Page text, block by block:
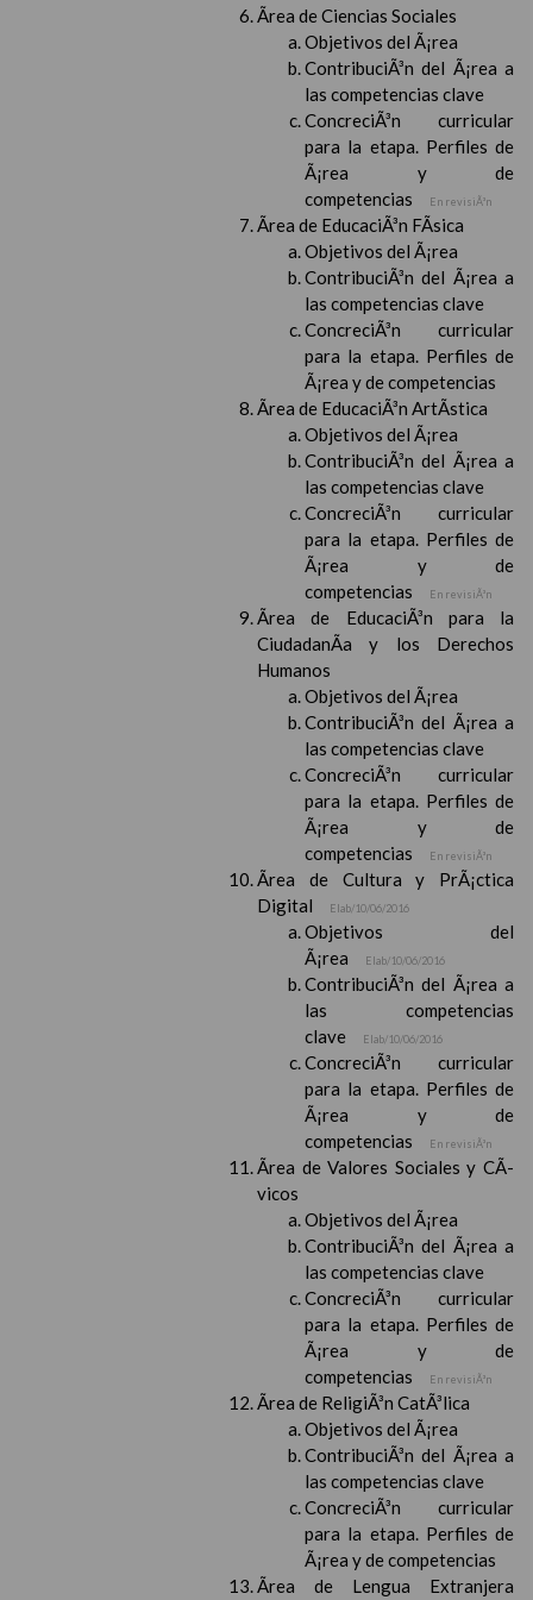
Ãrea de Ciencias Sociales
Objetivos del Ã¡rea
ContribuciÃ³n del Ã¡rea a
las competencias clave
ConcreciÃ³n curricular
para la etapa. Perfiles de
Ã¡rea y de
competencias
En revisiÃ³n
Ãrea de EducaciÃ³n FÃ­sica
Objetivos del Ã¡rea
ContribuciÃ³n del Ã¡rea a
las competencias clave
ConcreciÃ³n curricular
para la etapa. Perfiles de
Ã¡rea y de competencias
Ãrea de EducaciÃ³n ArtÃ­stica
Objetivos del Ã¡rea
ContribuciÃ³n del Ã¡rea a
las competencias clave
ConcreciÃ³n curricular
para la etapa. Perfiles de
Ã¡rea y de
competencias
En revisiÃ³n
Ãrea de EducaciÃ³n para la
CiudadanÃ­a y los Derechos
Humanos
Objetivos del Ã¡rea
ContribuciÃ³n del Ã¡rea a
las competencias clave
ConcreciÃ³n curricular
para la etapa. Perfiles de
Ã¡rea y de
competencias
En revisiÃ³n
Ãrea de Cultura y PrÃ¡ctica
Digital
Elab/10/06/2016
Objetivos del
Ã¡rea
Elab/10/06/2016
ContribuciÃ³n del Ã¡rea a
las competencias
clave
Elab/10/06/2016
ConcreciÃ³n curricular
para la etapa. Perfiles de
Ã¡rea y de
competencias
En revisiÃ³n
Ãrea de Valores Sociales y CÃ­
vicos
Objetivos del Ã¡rea
ContribuciÃ³n del Ã¡rea a
las competencias clave
ConcreciÃ³n curricular
para la etapa. Perfiles de
Ã¡rea y de
competencias
En revisiÃ³n
Ãrea de ReligiÃ³n CatÃ³lica
Objetivos del Ã¡rea
ContribuciÃ³n del Ã¡rea a
las competencias clave
ConcreciÃ³n curricular
para la etapa. Perfiles de
Ã¡rea y de competencias
Ãrea de Lengua Extranjera